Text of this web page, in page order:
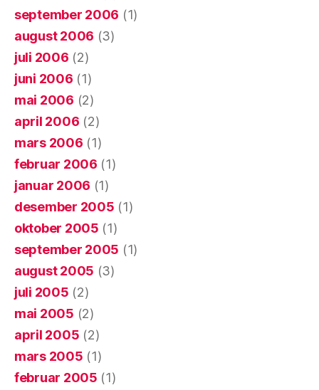
september 2006 (1)
august 2006 (3)
juli 2006 (2)
juni 2006 (1)
mai 2006 (2)
april 2006 (2)
mars 2006 (1)
februar 2006 (1)
januar 2006 (1)
desember 2005 (1)
oktober 2005 (1)
september 2005 (1)
august 2005 (3)
juli 2005 (2)
mai 2005 (2)
april 2005 (2)
mars 2005 (1)
februar 2005 (1)